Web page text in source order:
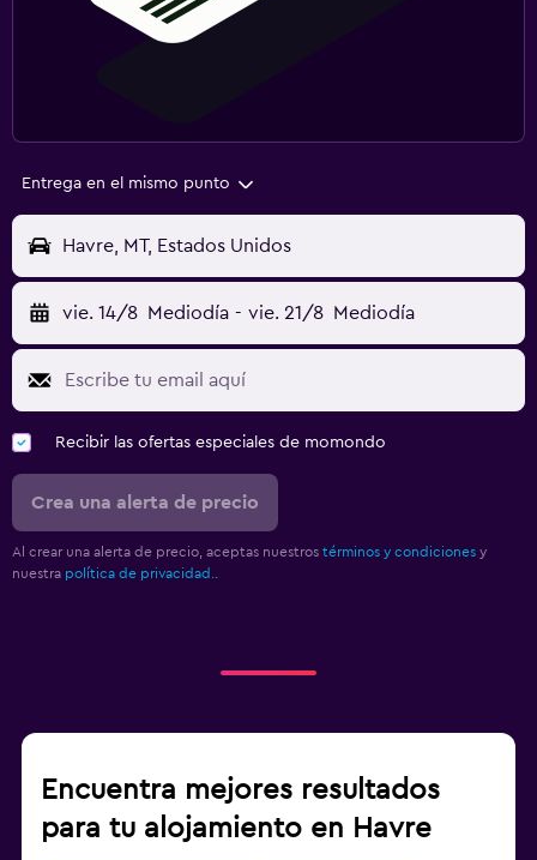
Entrega en el mismo punto
Havre, MT, Estados Unidos
vie. 14/8 Mediodía - vie. 21/8 Mediodía
Recibir las ofertas especiales de momondo
Crea una alerta de precio
Al crear una alerta de precio, aceptas nuestros términos y condiciones y
nuestra política de privacidad..
Encuentra mejores resultados
para tu alojamiento en Havre